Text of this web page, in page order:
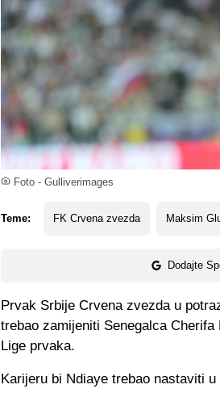
Foto - Gulliverimages
Teme: FK Crvena zvezda Maksim
Dodajte
Prvak Srbije Crvena zvezda u
trebao zamijeniti Senegalca
Lige prvaka.
Karijeru bi Ndiaye trebao nastaviti